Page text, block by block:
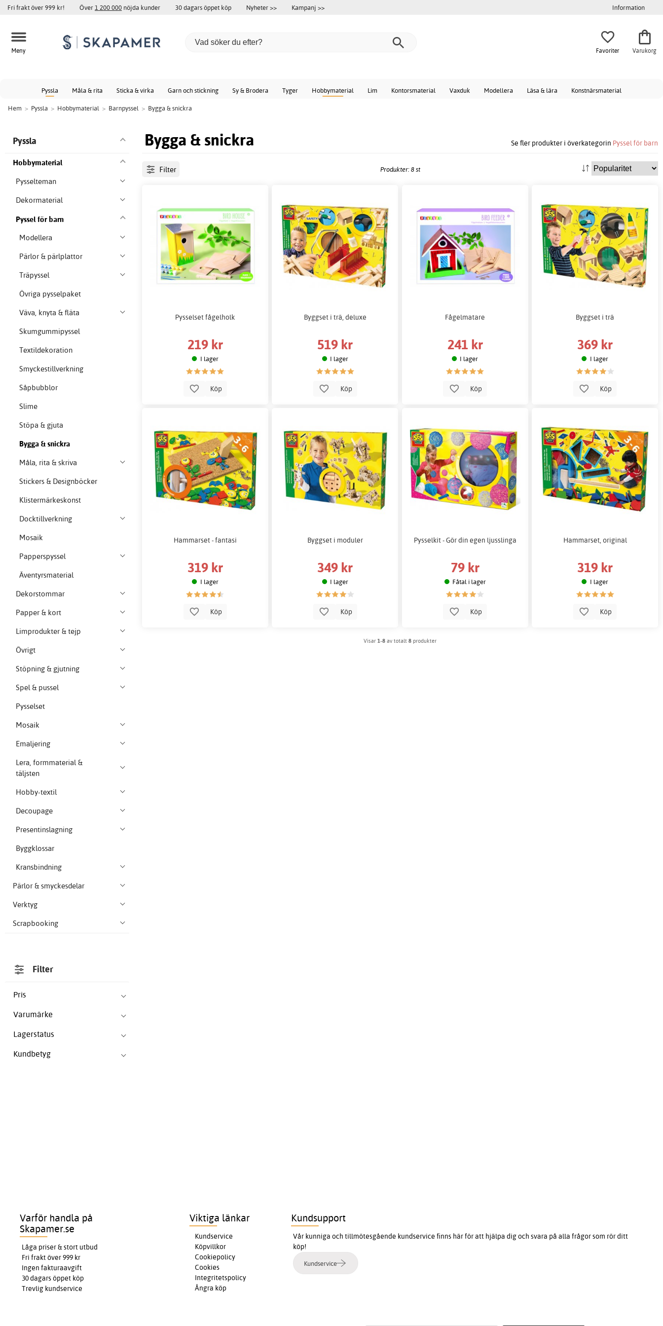
Fri frakt över 999 kr! Över1 200 000 nöjda kunder 30 dagars öppet köp Nyheter >> Kampanj >> Information
Meny Favoriter Varukorg
Pyssla Måla & rita Sticka & virka Garn och stickning Sy & Brodera Tyger Hobbymaterial Lim Kontorsmaterial Vaxduk Modellera Läsa & lära Konstnärsmaterial
Hem > Pyssla > Hobbymaterial > Barnpyssel > Bygga & snickra
Bygga & snickra Se fler produkter i överkategorin Pyssel för barn
Pyssla
Hobbymaterial
Pysselteman
Dekormaterial
Pyssel för barn
Modellera
Pärlor & pärlplattor
Träpyssel
Övriga pysselpaket
Väva, knyta & fläta
Skumgummipyssel
Textildekoration
Smyckestillverkning
Såpbubblor
Slime
Stöpa & gjuta
Bygga & snickra
Måla, rita & skriva
Stickers & Designböcker
Klistermärkeskonst
Docktillverkning
Mosaik
Papperspyssel
Äventyrsmaterial
Dekorstommar
Papper & kort
Limprodukter & tejp
Övrigt
Stöpning & gjutning
Spel & pussel
Pysselset
Mosaik
Emaljering
Lera, formmaterial &
täljsten
Hobby-textil
Decoupage
Presentinslagning
Byggklossar
Kransbindning
Pärlor & smyckesdelar
Verktyg
Scrapbooking
Filter
Pris
Varumärke
Lagerstatus
Kundbetyg
Filter Produkter: 8 st
Pysselset fågelholk
219 kr
I lager
Köp
Byggset i trä, deluxe
519 kr
I lager
Köp
Fågelmatare
241 kr
I lager
Köp
Byggset i trä
369 kr
I lager
Köp
Hammarset - fantasi
319 kr
I lager
Köp
Byggset i moduler
349 kr
I lager
Köp
Pysselkit - Gör din egen ljusslinga
79 kr
Fåtal i lager
Köp
Hammarset, original
319 kr
I lager
Köp
Visar1-8 av totalt8 produkter
Varför handla på
Skapamer.se
Låga priser & stort utbud
Fri frakt över 999 kr
Ingen fakturaavgift
30 dagars öppet köp
Trevlig kundservice
Viktiga länkar
Kundservice
Köpvillkor
Cookiepolicy
Cookies
Integritetspolicy
Ångra köp
Kundsupport
Vår kunniga och tillmötesgående kundservice finns här för att hjälpa dig och svara på alla frågor som rör ditt
köp!
Kundservice